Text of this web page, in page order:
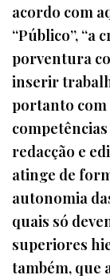
acordo com
“Público”, “a
porventura
inserir
portanto com
redacção e
atinge de
autonomia
quais só
superiores
também, que